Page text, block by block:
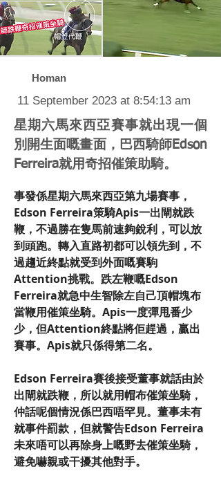
Homan
11 September 2023 at 8:54:13 am
星期六馬來西亞賽事就出現一個
別開生面嘅畫面，巴西騎師Edson
Ferreira就用奇招催策助騎。
事發係星期六馬來西亞第九場賽事，
Edson Ferreira策騎Apis一出閘就跌
鞭，不過勝在隻馬前速夠銳利，可以放
到頭跑。轉入直路初都可以領先到，不
過趨近終點就受到外面嘅賽駒
Attention挑戰。跌左鞭嘅Edson
Ferreira就急中生智除左自己頂帽塊布
當鞭用催策坐騎。Apis一度彈甩番少
少，但Attention終點將佢趕過，贏出
賽事。Apis就只係得第二名。
Edson Ferreira賽後接受董事就話由於
出閘就跌鞭，所以就用帽布催策坐騎，
仲話呢個情況係巴西唔罕見。董事未有
就事件罰款，但就警告Edson Ferreira
未來唔可以再除身上嘅野去催策坐騎，
避免嚇親或干擾其他對手。